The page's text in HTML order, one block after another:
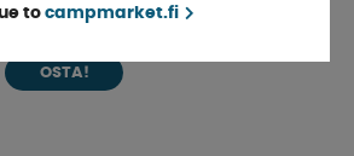
OSTA!
to campmarket.fi